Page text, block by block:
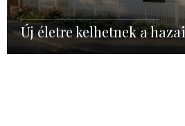
Új életre kelhetnek a